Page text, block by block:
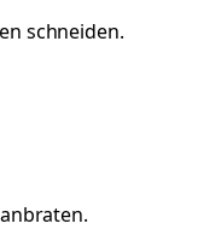
schneiden.